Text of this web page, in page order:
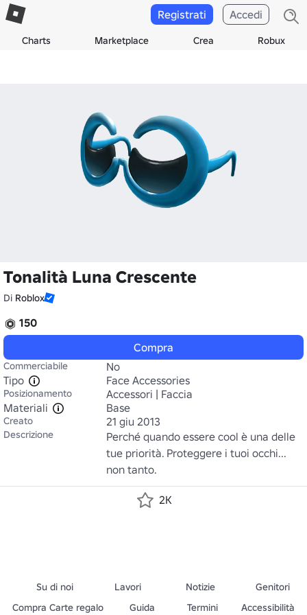
Charts Marketplace Crea Robux
Registrati Accedi
Tonalità Luna Crescente
Di Roblox
150
Compra
Commerciabile
No
Tipo
Face Accessories
Posizionamento
Accessori | Faccia
Materiali
Base
Creato 21 giu 2013
Descrizione
Perché quando essere cool è una delle
tue priorità. Proteggere i tuoi occhi...
non tanto.
2K
Su di noi Lavori Notizie
Genitori
Compra Carte regalo
Guida Termini Accessibilità